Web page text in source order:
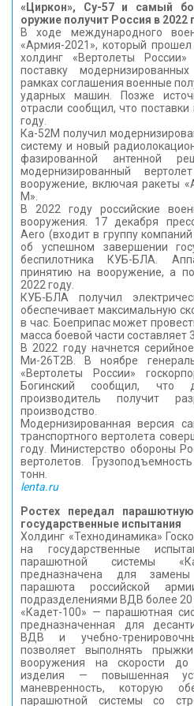
«Циркон», Су-57 и самый
оружие получит Россия в 2022
В ходе международного
«Армия-2021», который
холдинг «Вертолеты
поставку
рамках соглашения военные
ударных машин. Позже
отрасли сообщил, что
году.
Ка-52М получил
систему и новый
фазированной антенной
модернизированный
вооружение, включая ракеты
М».
В 2022 году российские
вооружения. 17 декабря
Aero (входит в группу
об успешном завершении
беспилотника КУБ-БЛА.
принятию на вооружение, а
2022 году.
КУБ-БЛА получил
обеспечивает максимальную
в час. Боеприпас может
масса боевой части составляет
В 2022 году начнется
Ми-26Т2В. В ноябре
«Вертолеты России»
Богинский сообщил,
производитель получит
производство.
Модернизированная версия
транспортного вертолета
году. Министерство обороны
вертолетов.
тонн.
lenta.ru
Ростех передал
государственные испытания
Холдинг «Технодинамика»
на государственные
парашютной системы
предназначена для замены
парашюта российской
подразделениями ВДВ более 20
«Кадет-100» — парашютная
предназначенная для
ВДВ и учебно-
позволяет выполнять
вооружения на скорости
изделия — повышенная
маневренность, которую
парашютной системы со